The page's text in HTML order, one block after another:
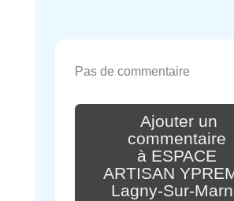
Pas de commentaire
Ajouter un
commentaire
à ESPACE
ARTISAN
Lagny-Sur-